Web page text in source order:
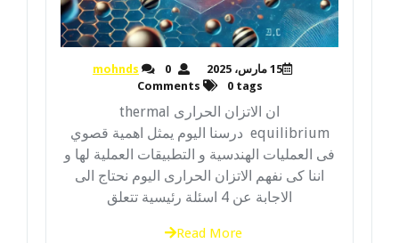
15 مارس، 2025 mohnds
0
Comments
0 tags
ان الاتزان الحرارى thermal
equilibrium درسنا اليوم يمثل اهمية قصوي
فى العمليات الهندسية و التطبيقات العملية لها و
اننا كى نفهم الاتزان الحرارى اليوم نحتاج الى
الاجابة عن 4 اسئلة رئيسية تتعلق
Read More